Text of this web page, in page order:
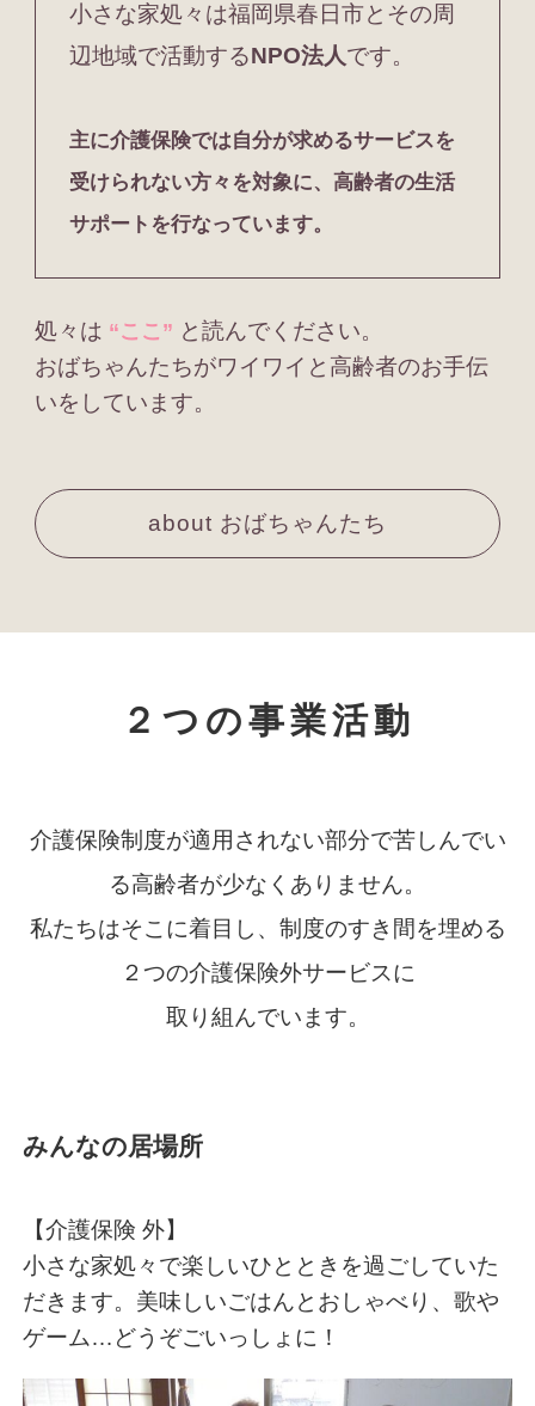
小さな家処々は福岡県春日市とその周
辺地域で活動するNPO法人です。
主に介護保険では自分が求めるサービスを
受けられない方々を対象に、高齢者の生活
サポートを行なっています。
処々は “ここ” と読んでください。
おばちゃんたちがワイワイと高齢者のお手伝
いをしています。
about おばちゃんたち
２つの事業活動
介護保険制度が適用されない部分で苦しんでい
る高齢者が少なくありません。
私たちはそこに着目し、制度のすき間を埋める
２つの介護保険外サービスに
取り組んでいます。
みんなの居場所
【介護保険 外】
小さな家処々で楽しいひとときを過ごしていた
だきます。美味しいごはんとおしゃべり、歌や
ゲーム…どうぞごいっしょに！